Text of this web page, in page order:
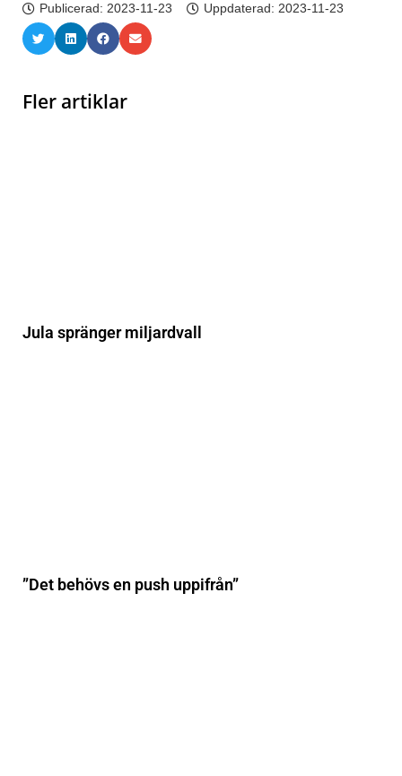
Publicerad: 2023-11-23 Uppdaterad: 2023-11-23
Fler artiklar
Jula spränger miljardvall
”Det behövs en push uppifrån”